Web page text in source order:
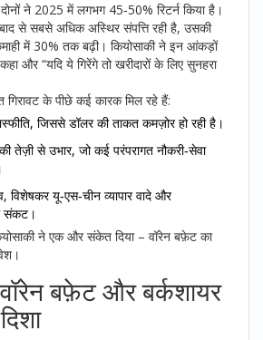
दोनों ने 2025 में लगभग 45‑50% रिटर्न किया है।
से सबसे अधिक अस्थिर संपत्ति रही है, उसकी
में 30% तक बढ़ी। कियोसाकी ने इन आंकड़ों
और “यदि ये गिरेंगे तो खरीदारों के लिए सुनहरा
गिरावट के पीछे कई कारक मिल रहे हैं:
जिससे डॉलर की ताकत कमज़ोर हो रही है।
की तेज़ी से उभार, जो कई परंपरागत नौकरी‑सेवा
विशेषकर यू‑एस‑चीन व्यापार वादे और
संकट।
ने एक और संकेत दिया – वॉरेन बफ़ेट का
वॉरेन बफ़ेट और बर्कशायर